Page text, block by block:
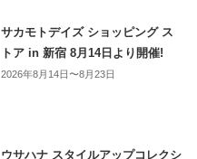
サカモトデイズ ショッピング ス
トア in 新宿 8月14日より開催!
2026年8月14日〜8月23日
ウサハナ スタイルアップコレクシ